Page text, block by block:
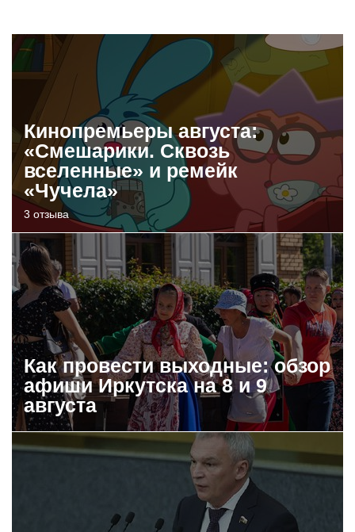
Кинопремьеры августа:
«Смешарики. Сквозь
вселенные» и ремейк
«Чучела»
3 отзыва
Как провести выходные: обзор
афиши Иркутска на 8 и 9
августа